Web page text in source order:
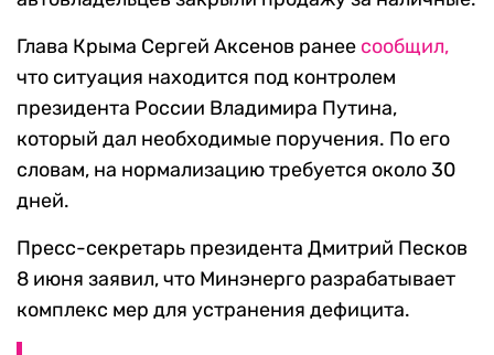
Глава Крыма Сергей Аксенов ранее сообщил,
что ситуация находится под контролем
президента России Владимира Путина,
который дал необходимые поручения. По его
словам, на нормализацию требуется около 30
дней.
Пресс-секретарь президента Дмитрий Песков
8 июня заявил, что Минэнерго разрабатывает
комплекс мер для устранения дефицита.